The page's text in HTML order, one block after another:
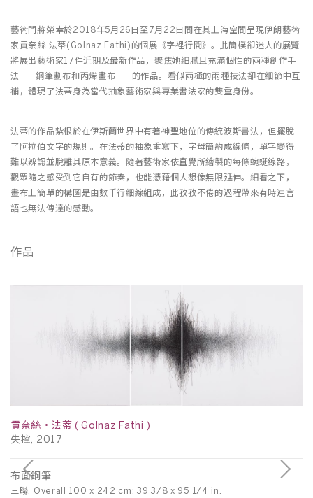
藝術門將榮幸於2018年5月26日至7月22日間在其上海空間呈現伊朗藝術
家貢奈絲·法蒂(Golnaz Fathi)的個展《字裡行間》。此簡樸卻迷人的展覽
將展出藝術家17件近期及最新作品，聚焦她細膩且充滿個性的兩種創作手
法——鋼筆劃布和丙烯畫布——的作品。看似兩極的兩種技法卻在細節中互
補，體現了法蒂身為當代抽象藝術家與專業書法家的雙重身份。
法蒂的作品紮根於在伊斯蘭世界中有著神聖地位的傳統波斯書法，但擺脫
了阿拉伯文字的規則。在法蒂的抽象重寫下，字母簡約成線條，單字變得
難以辨認並脫離其原本意義。隨著藝術家依直覺所繪製的每條蜿蜒線路，
觀眾隨之感受到它自有的節奏，也能憑藉個人想像無限延伸。細看之下，
畫布上簡單的構圖是由數千行細線組成，此孜孜不倦的過程帶來有時連言
語也無法傳達的感動。
作品
貢奈絲・法蒂 ( Golnaz Fathi )
失控, 2017
布面鋼筆
三聯, Overall 100 x 242 cm; 39 3/8 x 95 1/4 in.